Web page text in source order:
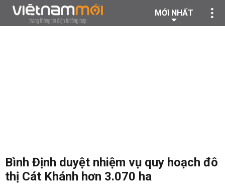
MỚI NHẤT
Bình Định duyệt nhiệm vụ quy hoạch đô
thị Cát Khánh hơn 3.070 ha